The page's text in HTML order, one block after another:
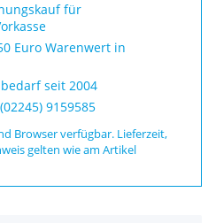
für
Euro Warenwert in
seit 2004
9159585
Browser verfügbar. Lieferzeit,
gelten wie am Artikel